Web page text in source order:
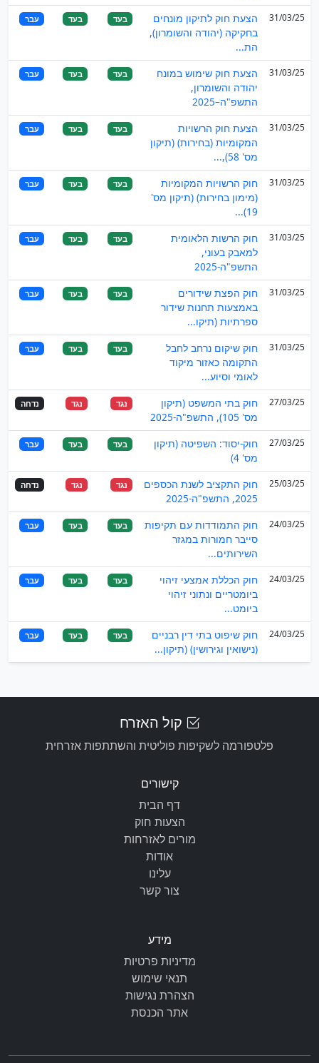
31/03/25
הצעת חוק לתיקון מונחים
בחקיקה (יהודה והשומרון),
הת...
בעד בעד עבר
31/03/25
הצעת חוק שימוש במונח
יהודה והשומרון,
התשפ"ה–2025
בעד בעד עבר
31/03/25
הצעת חוק הרשויות
המקומיות (בחירות) (תיקון
מס' 58),...
בעד בעד עבר
31/03/25
חוק הרשויות המקומיות
(מימון בחירות) (תיקון מס'
19)...
בעד בעד עבר
31/03/25
חוק הרשות הלאומית
למאבק בעוני,
התשפ"ה-2025
בעד בעד עבר
31/03/25
חוק הפצת שידורים
באמצעות תחנות שידור
ספרתיות (תיקו...
בעד בעד עבר
31/03/25
חוק שיקום נרחב לחבל
התקומה כאזור מיקוד
לאומי וסיוע...
בעד בעד עבר
27/03/25
חוק בתי המשפט (תיקון
מס' 105), התשפ"ה-2025
נגד נגד נדחה
27/03/25
חוק-יסוד: השפיטה (תיקון
מס' 4)
בעד בעד עבר
25/03/25
חוק התקציב לשנת הכספים
2025, התשפ"ה-2025
נגד נגד נדחה
24/03/25
חוק התמודדות עם תקיפות
סייבר חמורות במגזר
השירותים...
בעד בעד עבר
24/03/25
חוק הכללת אמצעי זיהוי
ביומטריים ונתוני זיהוי
ביומט...
בעד בעד עבר
24/03/25
חוק שיפוט בתי דין רבניים
(נישואין וגירושין) (תיקון...
בעד בעד עבר
קול האזרח
פלטפורמה לשקיפות פוליטית והשתתפות אזרחית
קישורים
דף הבית
הצעות חוק
מורים לאזרחות
אודות
עלינו
צור קשר
מידע
מדיניות פרטיות
תנאי שימוש
הצהרת נגישות
אתר הכנסת